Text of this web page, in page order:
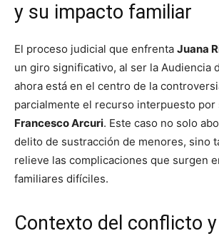
y su impacto familiar
El proceso judicial que enfrenta Juana
un giro significativo, al ser la Audiencia
ahora está en el centro de la
parcialmente el recurso interpuesto por
Francesco Arcuri. Este caso no solo
delito de sustracción de menores, sino
relieve las complicaciones que surgen
familiares difíciles.
Contexto del conflicto